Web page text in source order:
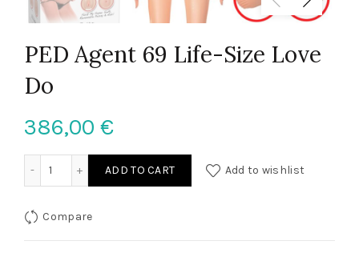
PED Agent 69 Life-Size Love
Do
386,00 €
PED Agent 69 Life-Size Love Do quantity
ADD TO CART Add to wishlist
Compare